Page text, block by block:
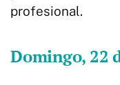
profesional.
Domingo, 22